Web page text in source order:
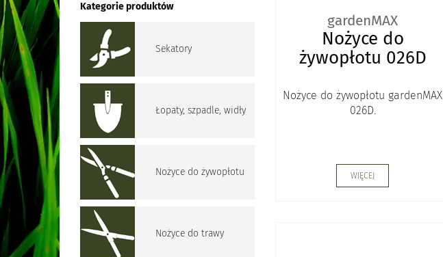
Kategorie produktów
Sekatory
Łopaty, szpadle, widły
Nożyce do żywopłotu
Nożyce do trawy
gardenMAX
Nożyce do
żywopłotu 026D
Nożyce do żywopłotu gardenMAX
026D.
WIĘCEJ